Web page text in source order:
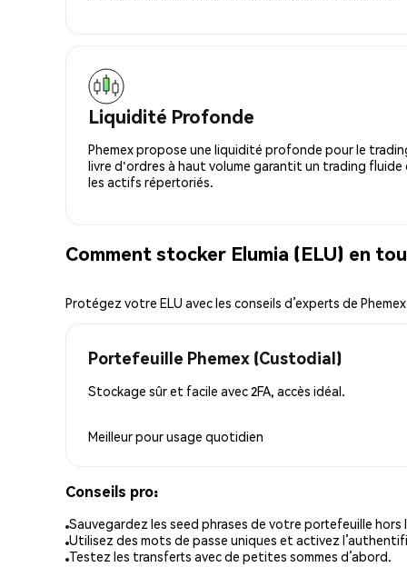
Liquidité Profonde
Phemex propose une liquidité profonde pour le
livre d'ordres à haut volume garantit un trading
les actifs répertoriés.
Comment stocker Elumia (ELU) en
Protégez votre ELU avec les conseils d’experts de Phemex
Portefeuille Phemex (Custodial)
Stockage sûr et facile avec 2FA, accès idéal.
Meilleur pourusage quotidien
Conseils pro:
Sauvegardez les seed phrases de votre portefeuille
Utilisez des mots de passe uniques et activez
Testez les transferts avec de petites sommes d’abord.